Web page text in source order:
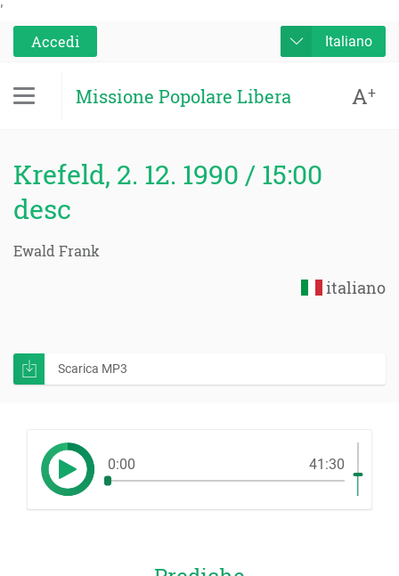
'
Accedi
Italiano
Missione Popolare Libera A+
Krefeld, 2. 12. 1990 / 15:00
desc
Ewald Frank
italiano
Scarica MP3
0:00 41:30